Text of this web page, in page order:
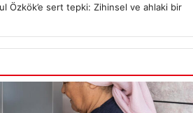
Özkök’e sert tepki: Zihinsel ve ahlaki bir